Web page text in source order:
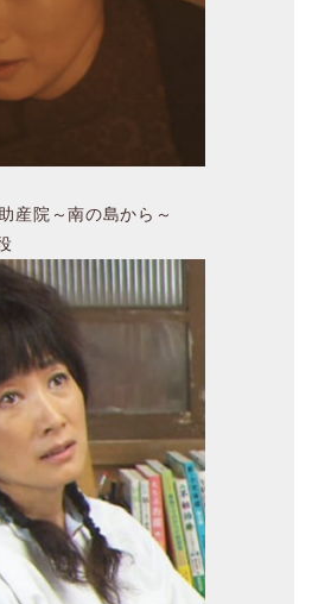
産院～南の島から～